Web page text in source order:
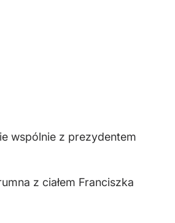
wspólnie z prezydentem
z ciałem Franciszka